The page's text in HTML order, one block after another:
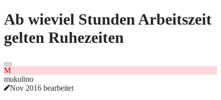
Ab wieviel Stunden Arbeitszeit
gelten Ruhezeiten
M
mukulino
Nov 2016 bearbeitet